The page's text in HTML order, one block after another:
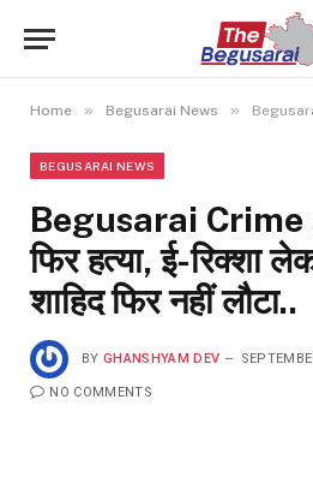
Home » Begusarai News » Begusarai Crime :
BEGUSARAI NEWS
Begusarai Crime
फिर हत्या, ई-रिक्शा
शाहिद फिर नहीं लौटा..
BY GHANSHYAM DEV
NO COMMENTS